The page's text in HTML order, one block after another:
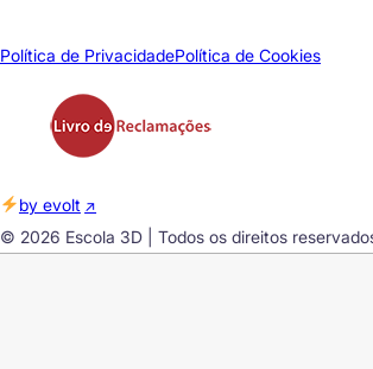
Política de PrivacidadePolítica de Cookies
by evolt
© 2026 Escola 3D | Todos os direitos